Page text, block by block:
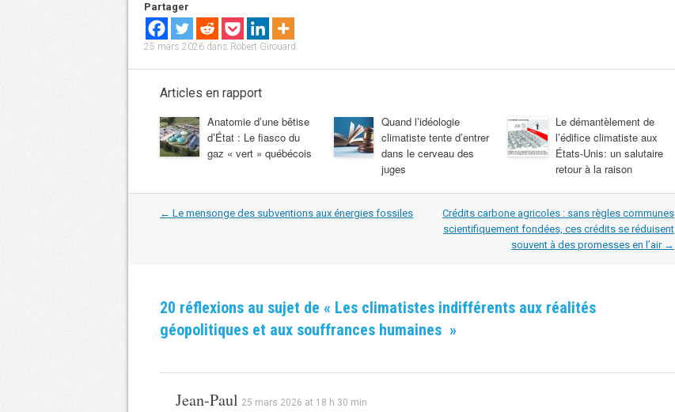
Partager
25 mars 2026 dans Robert Girouard .
Articles en rapport
Anatomie d’une bêtise
d’État : Le fiasco du
gaz « vert » québécois
Quand l’idéologie
climatiste tente d’entrer
dans le cerveau des
juges
Le démantèlement de
l’édifice climatiste aux
États-Unis: un salutaire
retour à la raison
Navigation
← Le mensonge des subventions aux énergies fossiles
Crédits carbone agricoles : sans règles communes
scientifiquement fondées, ces crédits se réduisent
souvent à des promesses en l’air →
20 réflexions au sujet de « Les climatistes indifférents aux réalités
géopolitiques et aux souffrances humaines »
Jean-Paul 25 mars 2026 at 18 h 30 min